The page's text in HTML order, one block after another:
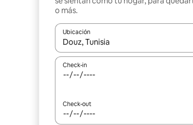
o más.
Ubicación
Cuando los resultados estén
Check-in
Check-out